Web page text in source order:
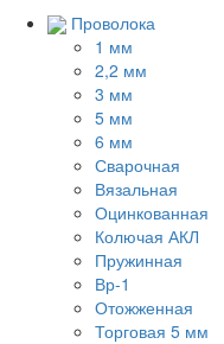
Проволока
1 мм
2,2 мм
3 мм
5 мм
6 мм
Сварочная
Вязальная
Оцинкованная
Колючая АКЛ
Пружинная
Вр-1
Отожженная
Торговая 5 мм